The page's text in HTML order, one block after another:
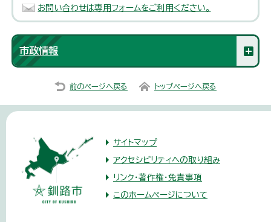
お問い合わせは専用フォームをご利用ください。
市政情報
前のページへ戻る トップページへ戻る
サイトマップ
アクセシビリティへの取り組み
リンク・著作権・免責事項
このホームページについて